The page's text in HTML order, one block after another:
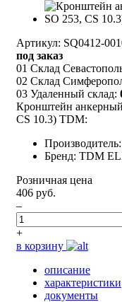
Артикул: SQ0412-
под заказ
01 Склад
02 Склад
03 Удаленный склад:
Кронштейн
CS 10.3) TDM:
Бренд: TDM
Розничная цена
406 руб.
–
+
в корзину
описание
характеристики
документы